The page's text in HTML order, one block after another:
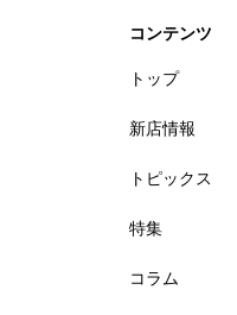
コンテンツ
トップ
新店情報
トピックス
特集
コラム